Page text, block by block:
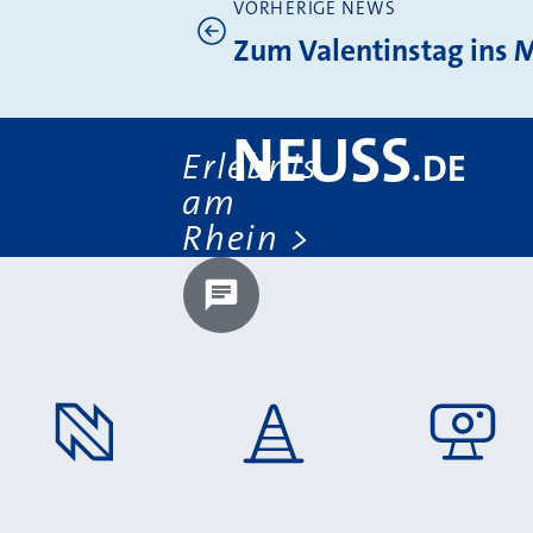
Weitere News
VORHERIGE NEWS
Zum Valentinstag ins
Erlebnis
am
Rhein
NEUSS.DE
Chatbot laden?